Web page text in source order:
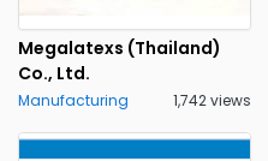
Megalatexs (Thailand)
Co., Ltd.
Manufacturing 1,742 views